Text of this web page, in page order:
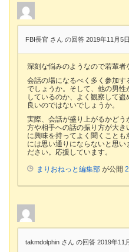
FBI長官 さん の回答 2019年11月5日
深刻な悩みのようなので若輩者
会話の場になるべく多く参加
でしょうか。そして、他の男
しているのか、よく観察して
良いのではないでしょうか。
実際、会話が盛り上がるかど
方や相手への話の振り方が大
に興味を持ってよく聞くこと
には思い通りにならないと思い
ださい。応援しています。
まりおねっと編集部 が公開
takmdolphin さん の回答 2019年11